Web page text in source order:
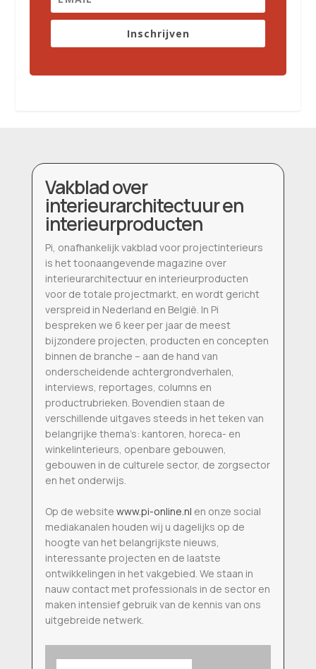
Inschrijven
Vakblad over
interieurarchitectuur en
interieurproducten
Pi, onafhankelijk vakblad voor projectinterieurs
is het toonaangevende magazine over
interieurarchitectuur en interieurproducten
voor de totale projectmarkt, en wordt gericht
verspreid in Nederland en België. In Pi
bespreken we 6 keer per jaar de meest
bijzondere projecten, producten en concepten
binnen de branche – aan de hand van
onderscheidende achtergrondverhalen,
interviews, reportages, columns en
productrubrieken. Bovendien staan de
verschillende uitgaves steeds in het teken van
belangrijke thema’s: kantoren, horeca- en
winkelinterieurs, openbare gebouwen,
gebouwen in de culturele sector, de zorgsector
en het onderwijs.
Op de website www.pi-online.nl en onze social
mediakanalen houden wij u dagelijks op de
hoogte van het belangrijkste nieuws,
interessante projecten en de laatste
ontwikkelingen in het vakgebied. We staan in
nauw contact met professionals in de sector en
maken intensief gebruik van de kennis van ons
uitgebreide netwerk.